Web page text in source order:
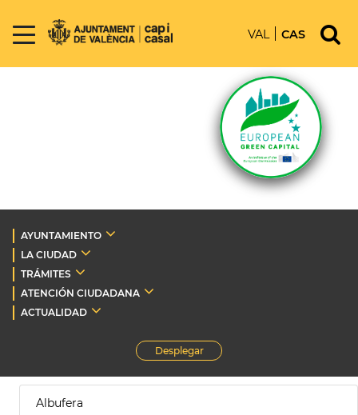
VAL CAS
AYUNTAMIENTO
LA CIUDAD
TRÁMITES
ATENCIÓN CIUDADANA
ACTUALIDAD
Desplegar
Albufera